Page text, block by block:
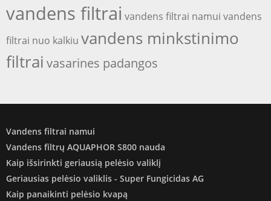
vandens filtrai vandens filtrai namui vandens
filtrai nuo kalkiu vandens minkstinimo
filtrai vasarines padangos
Vandens filtrai namui
Vandens filtrų AQUAPHOR S800 nauda
Kaip išsirinkti geriausią pelėsio valiklį
Geriausias pelėsio valiklis - Super Fungicidas AG
Kaip panaikinti pelėsio kvapą